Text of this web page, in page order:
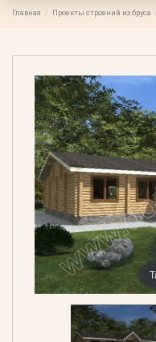
Главная Проекты строений из бруса